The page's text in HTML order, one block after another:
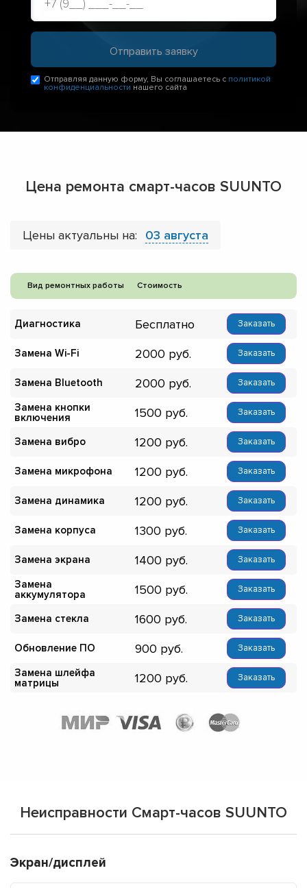
Отправляя данную форму, Вы соглашаетесь с политикой
конфиденциальности нашего сайта
Цена ремонта смарт-часов SUUNTO
Цены актуальны на: 03 августа
Вид ремонтных работы Стоимость
Диагностика Бесплатно Заказать
Замена Wi-Fi 2000 Заказать
Замена Bluetooth 2000 Заказать
Замена кнопки
включения
1500 Заказать
Замена вибро 1200 Заказать
Замена микрофона 1200 Заказать
Замена динамика 1200 Заказать
Замена корпуса 1300 Заказать
Замена экрана 1400 Заказать
Замена
аккумулятора
1500 Заказать
Замена стекла 1600 Заказать
Обновление ПО 900 Заказать
Замена шлейфа
матрицы
1200 Заказать
Неисправности Смарт-часов SUUNTO
Экран/дисплей